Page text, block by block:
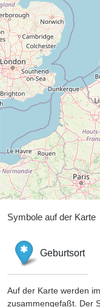
Symbole auf der Karte
Geburtsort
Auf der Karte werden
zusammengefaßt. Der